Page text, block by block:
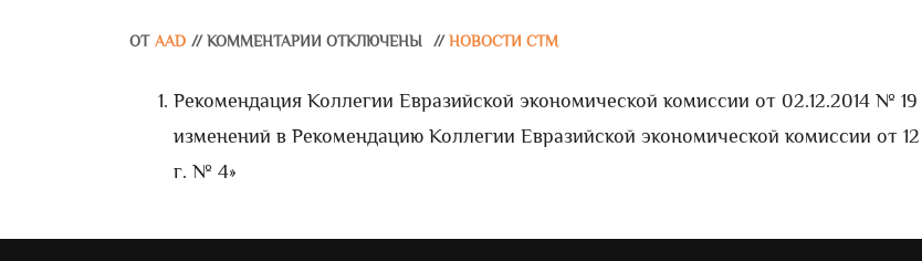
ОТ AAD // КОММЕНТАРИИ ОТКЛЮЧЕНЫ // НОВОСТИ СТМ
Рекомендация Коллегии Евразийской экономической комиссии от 02.12.2014 №
изменений в Рекомендацию Коллегии Евразийской экономической комиссии от
г. № 4»